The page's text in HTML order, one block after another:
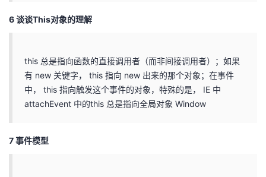
6 谈谈This对象的理解
this 总是指向函数的直接调用者（而非间接调用者）；如果
有 new 关键字， this 指向 new 出来的那个对象；在事件
中， this 指向触发这个事件的对象，特殊的是， IE 中
attachEvent 中的this 总是指向全局对象 Window
7 事件模型